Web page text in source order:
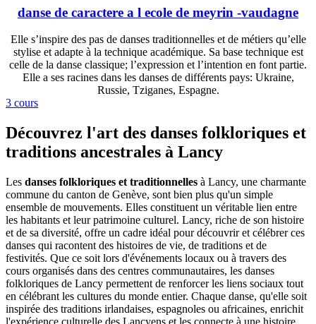
danse de caractere a l ecole de meyrin -vaudagne
Elle s’inspire des pas de danses traditionnelles et de métiers qu’elle
stylise et adapte à la technique académique. Sa base technique est
celle de la danse classique; l’expression et l’intention en font partie.
Elle a ses racines dans les danses de différents pays: Ukraine,
Russie, Tziganes, Espagne.
3 cours
Découvrez l'art des danses folkloriques et
traditions ancestrales à Lancy
Les danses folkloriques et traditionnelles à Lancy, une charmante
commune du canton de Genève, sont bien plus qu'un simple
ensemble de mouvements. Elles constituent un véritable lien entre
les habitants et leur patrimoine culturel. Lancy, riche de son histoire
et de sa diversité, offre un cadre idéal pour découvrir et célébrer ces
danses qui racontent des histoires de vie, de traditions et de
festivités. Que ce soit lors d'événements locaux ou à travers des
cours organisés dans des centres communautaires, les danses
folkloriques de Lancy permettent de renforcer les liens sociaux tout
en célébrant les cultures du monde entier. Chaque danse, qu'elle soit
inspirée des traditions irlandaises, espagnoles ou africaines, enrichit